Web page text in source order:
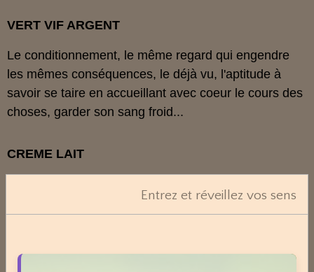
VERT VIF ARGENT
Le conditionnement, le même regard qui engendre
les mêmes conséquences, le déjà vu, l'aptitude à
savoir se taire en accueillant avec coeur le cours des
choses, garder son sang froid...
CREME LAIT
démener pour rien, cultiver la patience pour
richesses...
Entrez et réveillez vos sens